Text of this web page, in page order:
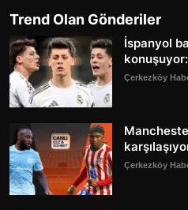
Trend Olan Gönderiler
İspanyol
Çerkezköy
Çerkezköy